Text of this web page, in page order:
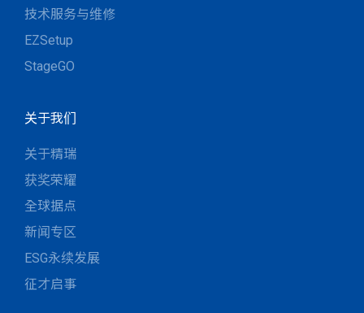
技术服务与维修
EZSetup
StageGO
关于我们
关于精瑞
获奖荣耀
全球据点
新闻专区
ESG永续发展
征才启事